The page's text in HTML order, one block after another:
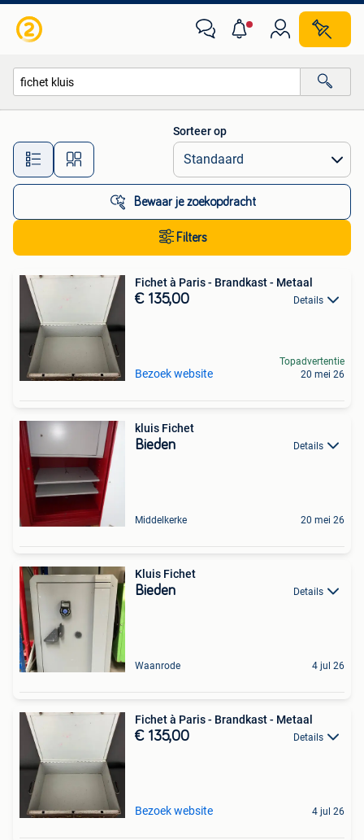
Alle afstanden…
Sorteer op
Bewaar je zoekopdracht
Filters
Fichet à Paris - Brandkast - Metaal
€ 135,00 Details
Bezoek website
Topadvertentie
20 mei 26
kluis Fichet
Bieden Details
Middelkerke 20 mei 26
Kluis Fichet
Bieden Details
Waanrode 4 jul 26
Fichet à Paris - Brandkast - Metaal
€ 135,00 Details
Bezoek website 4 jul 26